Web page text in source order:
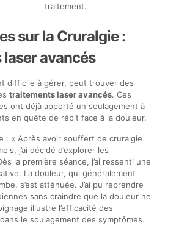
traitement.
sur la Cruralgie :
avancés
difficile à gérer, peut trouver des
traitements laser avancés. Ces
ont déjà apporté un soulagement à
en quête de répit face à la douleur.
: « Après avoir souffert de cruralgie
j’ai décidé d’explorer les
la première séance, j’ai ressenti une
La douleur, qui généralement
s’est atténuée. J’ai pu reprendre
sans craindre que la douleur ne
illustre l’efficacité des
le soulagement des symptômes.